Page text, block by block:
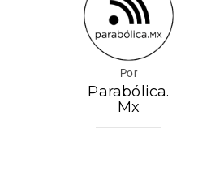
Por
Parabólica.
Mx